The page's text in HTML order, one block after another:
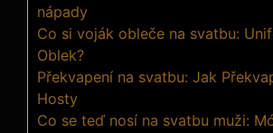
nápady
Co si voják obleče na svatbu:
Oblek?
Překvapení na svatbu: Jak
Hosty
Co se teď nosí na svatbu muži: